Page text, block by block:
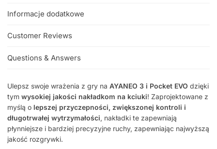
Informacje dodatkowe
Customer Reviews
Questions & Answers
Ulepsz swoje wrażenia z gry na AYANEO 3 i Pocket EVO dzięki
tym wysokiej jakości nakładkom na kciuki! Zaprojektowane z
myślą o lepszej przyczepności, zwiększonej kontroli i
długotrwałej wytrzymałości, nakładki te zapewniają
płynniejsze i bardziej precyzyjne ruchy, zapewniając najwyższą
jakość rozgrywki.